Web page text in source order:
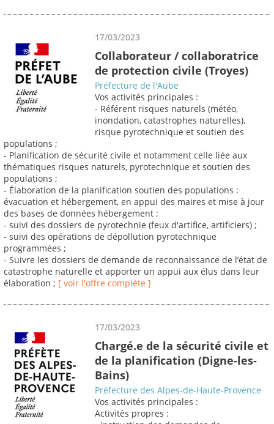
17/03/2023
Collaborateur / collaboratrice
de protection civile (Troyes)
Préfecture de l'Aube
Vos activités principales :
- Référent risques naturels (météo,
inondation, catastrophes naturelles),
risque pyrotechnique et soutien des
populations ;
- Planification de sécurité civile et notamment celle liée aux
thématiques risques naturels, pyrotechnique et soutien des
populations ;
- Élaboration de la planification soutien des populations :
évacuation et hébergement, en appui des maires et mise à jour
des bases de données hébergement ;
- suivi des dossiers de pyrotechnie (feux d'artifice, artificiers) ;
- suivi des opérations de dépollution pyrotechnique
programmées ;
- Suivre les dossiers de demande de reconnaissance de l’état de
catastrophe naturelle et apporter un appui aux élus dans leur
élaboration ; [ voir l'offre complète ]
17/03/2023
Chargé.e de la sécurité civile et
de la planification (Digne-les-
Bains)
Préfecture des Alpes-de-Haute-Provence
Vos activités principales :
Activités propres :